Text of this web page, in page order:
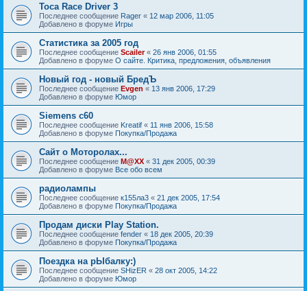
Toca Race Driver 3
Последнее сообщение Rager « 12 мар 2006, 11:05
Добавлено в форуме Игры
Статистика за 2005 год
Последнее сообщение Scailer« 26 янв 2006, 01:55
Добавлено в форуме О сайте. Критика, предложения, объявления
Новый год - новый БредЪ
Последнее сообщение Evgen « 13 янв 2006, 17:29
Добавлено в форуме Юмор
Siemens c60
Последнее сообщение Kreatif « 11 янв 2006, 15:58
Добавлено в форуме Покупка/Продажа
Сайт о Моторолах...
Последнее сообщение M@XX « 31 дек 2005, 00:39
Добавлено в форуме Все обо всем
радиолампы
Последнее сообщение к155ла3 « 21 дек 2005, 17:54
Добавлено в форуме Покупка/Продажа
Продам диски Play Station.
Последнее сообщение fender « 18 дек 2005, 20:39
Добавлено в форуме Покупка/Продажа
Поездка на рЫбалку:)
Последнее сообщение SHizER « 28 окт 2005, 14:22
Добавлено в форуме Юмор